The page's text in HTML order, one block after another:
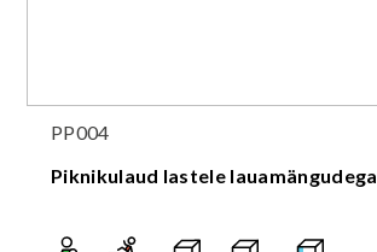
PP004
Piknikulaud lastele lauamängudega